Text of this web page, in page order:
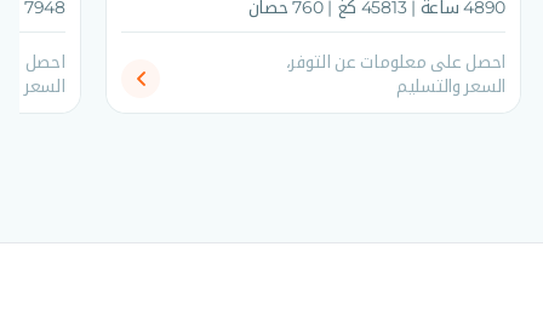
4890 ساعة | 45813 كغ | 760 حصان
احصل على معلومات عن التوفر،
السعر والتسليم
7948 ساعة | 45813 كغ | 760 حصان
احصل
السعر